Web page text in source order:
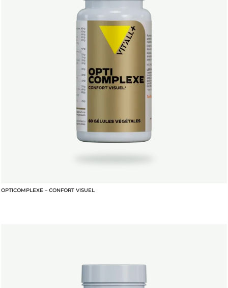
OPTICOMPLEXE – CONFORT VISUEL